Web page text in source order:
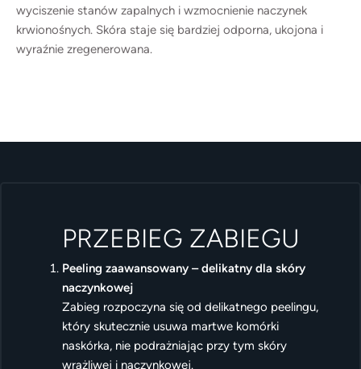
wyciszenie stanów zapalnych i wzmocnienie naczynek
krwionośnych. Skóra staje się bardziej odporna, ukojona i
wyraźnie zregenerowana.
PRZEBIEG ZABIEGU
Peeling zaawansowany – delikatny dla skóry
naczynkowej
Zabieg rozpoczyna się od delikatnego peelingu,
który skutecznie usuwa martwe komórki
naskórka, nie podrażniając przy tym skóry
wrażliwej i naczynkowej.